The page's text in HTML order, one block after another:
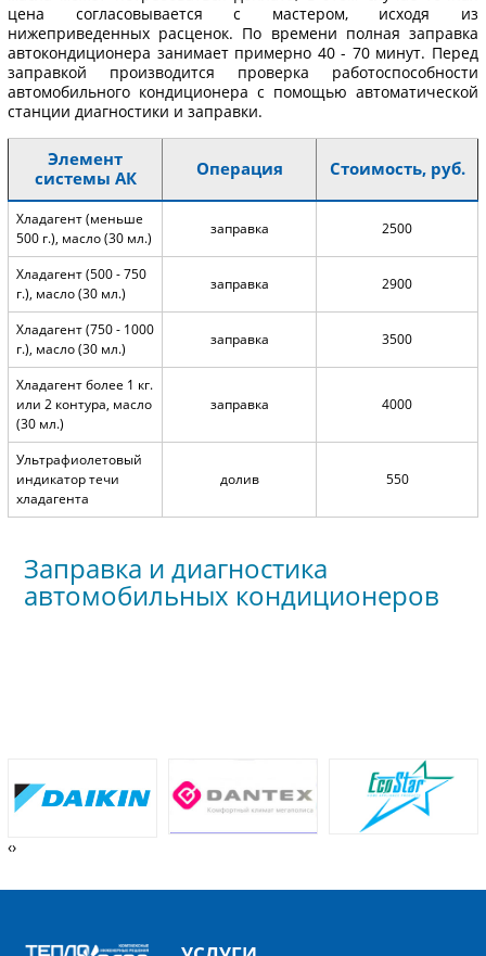
цена согласовывается с мастером, исходя из
нижеприведенных расценок. По времени полная заправка
автокондиционера занимает примерно 40 - 70 минут. Перед
заправкой производится проверка работоспособности
автомобильного кондиционера с помощью автоматической
станции диагностики и заправки.
Элемент
системы АК
Операция Стоимость, руб.
Хладагент (меньше
500 г.), масло (30 мл.)
заправка 2500
Хладагент (500 - 750
г.), масло (30 мл.)
заправка 2900
Хладагент (750 - 1000
г.), масло (30 мл.)
заправка 3500
Хладагент более 1 кг.
или 2 контура, масло
(30 мл.)
заправка 4000
Ультрафиолетовый
индикатор течи
хладагента
долив 550
Заправка и диагностика
автомобильных кондиционеров
‹›